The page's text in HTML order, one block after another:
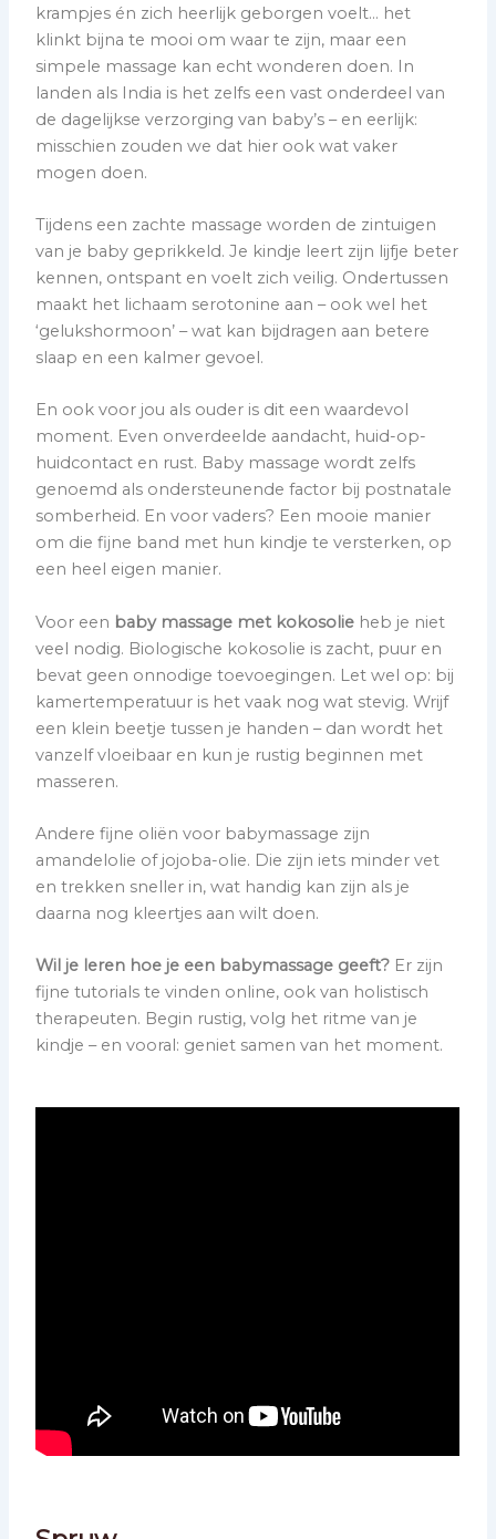
krampjes én zich heerlijk geborgen voelt… het
klinkt bijna te mooi om waar te zijn, maar een
simpele massage kan echt wonderen doen. In
landen als India is het zelfs een vast onderdeel van
de dagelijkse verzorging van baby’s – en eerlijk:
misschien zouden we dat hier ook wat vaker
mogen doen.
Tijdens een zachte massage worden de zintuigen
van je baby geprikkeld. Je kindje leert zijn lijfje beter
kennen, ontspant en voelt zich veilig. Ondertussen
maakt het lichaam serotonine aan – ook wel het
‘gelukshormoon’ – wat kan bijdragen aan betere
slaap en een kalmer gevoel.
En ook voor jou als ouder is dit een waardevol
moment. Even onverdeelde aandacht, huid-op-
huidcontact en rust. Baby massage wordt zelfs
genoemd als ondersteunende factor bij postnatale
somberheid. En voor vaders? Een mooie manier
om die fijne band met hun kindje te versterken, op
een heel eigen manier.
Voor een baby massage met kokosolie heb je niet
veel nodig. Biologische kokosolie is zacht, puur en
bevat geen onnodige toevoegingen. Let wel op: bij
kamertemperatuur is het vaak nog wat stevig. Wrijf
een klein beetje tussen je handen – dan wordt het
vanzelf vloeibaar en kun je rustig beginnen met
masseren.
Andere fijne oliën voor babymassage zijn
amandelolie of jojoba-olie. Die zijn iets minder vet
en trekken sneller in, wat handig kan zijn als je
daarna nog kleertjes aan wilt doen.
Wil je leren hoe je een babymassage geeft? Er zijn
fijne tutorials te vinden online, ook van holistisch
therapeuten. Begin rustig, volg het ritme van je
kindje – en vooral: geniet samen van het moment.